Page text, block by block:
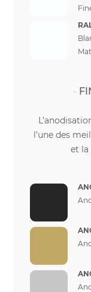
Mat
l’une des
et la